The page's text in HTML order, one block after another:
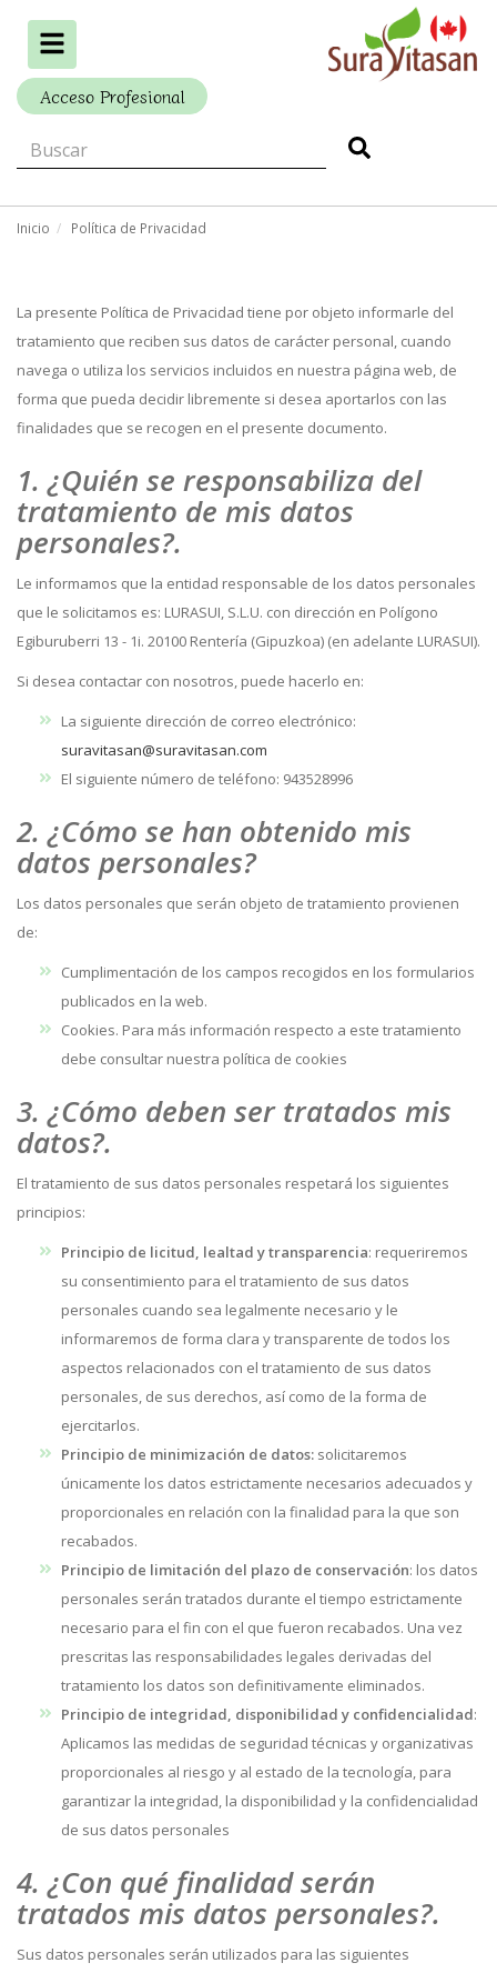
Alternar
navegación
Acceso Profesional
Inicio Política de Privacidad
La presente Política de Privacidad tiene por objeto informarle del
tratamiento que reciben sus datos de carácter personal, cuando
navega o utiliza los servicios incluidos en nuestra página web, de
forma que pueda decidir libremente si desea aportarlos con las
finalidades que se recogen en el presente documento.
1. ¿Quién se responsabiliza del
tratamiento de mis datos
personales?.
Le informamos que la entidad responsable de los datos personales
que le solicitamos es: LURASUI, S.L.U. con dirección en Polígono
Egiburuberri 13 - 1i. 20100 Rentería (Gipuzkoa) (en adelante LURASUI).
Si desea contactar con nosotros, puede hacerlo en:
La siguiente dirección de correo electrónico:
suravitasan@suravitasan.com
El siguiente número de teléfono: 943528996
2. ¿Cómo se han obtenido mis
datos personales?
Los datos personales que serán objeto de tratamiento provienen
de:
Cumplimentación de los campos recogidos en los formularios
publicados en la web.
Cookies. Para más información respecto a este tratamiento
debe consultar nuestra política de cookies
3. ¿Cómo deben ser tratados mis
datos?.
El tratamiento de sus datos personales respetará los siguientes
principios:
Principio de licitud, lealtad y transparencia: requeriremos
su consentimiento para el tratamiento de sus datos
personales cuando sea legalmente necesario y le
informaremos de forma clara y transparente de todos los
aspectos relacionados con el tratamiento de sus datos
personales, de sus derechos, así como de la forma de
ejercitarlos.
Principio de minimización de datos: solicitaremos
únicamente los datos estrictamente necesarios adecuados y
proporcionales en relación con la finalidad para la que son
recabados.
Principio de limitación del plazo de conservación: los datos
personales serán tratados durante el tiempo estrictamente
necesario para el fin con el que fueron recabados. Una vez
prescritas las responsabilidades legales derivadas del
tratamiento los datos son definitivamente eliminados.
Principio de integridad, disponibilidad y confidencialidad:
Aplicamos las medidas de seguridad técnicas y organizativas
proporcionales al riesgo y al estado de la tecnología, para
garantizar la integridad, la disponibilidad y la confidencialidad
de sus datos personales
4. ¿Con qué finalidad serán
tratados mis datos personales?.
Sus datos personales serán utilizados para las siguientes